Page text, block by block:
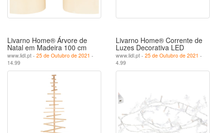
Livarno Home® Árvore de
Natal em Madeira 100 cm
www.lidl.pt - 25 de Outubro de 2021 -
14.99
Livarno Home® Corrente de
Luzes Decorativa LED
www.lidl.pt - 25 de Outubro de 2021 -
4.99